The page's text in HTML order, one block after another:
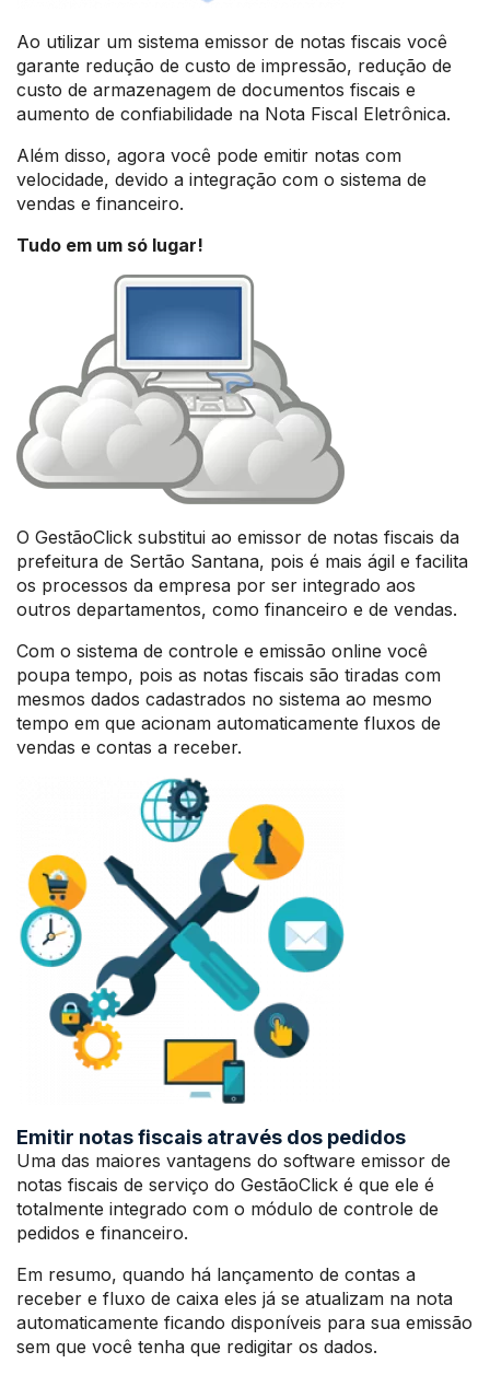
Ao utilizar um sistema emissor de notas fiscais você
garante redução de custo de impressão, redução de
custo de armazenagem de documentos fiscais e
aumento de confiabilidade na Nota Fiscal Eletrônica.
Além disso, agora você pode emitir notas com
velocidade, devido a integração com o sistema de
vendas e financeiro.
Tudo em um só lugar!
O GestãoClick substitui ao emissor de notas fiscais da
prefeitura de Sertão Santana, pois é mais ágil e facilita
os processos da empresa por ser integrado aos
outros departamentos, como financeiro e de vendas.
Com o sistema de controle e emissão online você
poupa tempo, pois as notas fiscais são tiradas com
mesmos dados cadastrados no sistema ao mesmo
tempo em que acionam automaticamente fluxos de
vendas e contas a receber.
Emitir notas fiscais através dos pedidos
Uma das maiores vantagens do software emissor de
notas fiscais de serviço do GestãoClick é que ele é
totalmente integrado com o módulo de controle de
pedidos e financeiro.
Em resumo, quando há lançamento de contas a
receber e fluxo de caixa eles já se atualizam na nota
automaticamente ficando disponíveis para sua emissão
sem que você tenha que redigitar os dados.